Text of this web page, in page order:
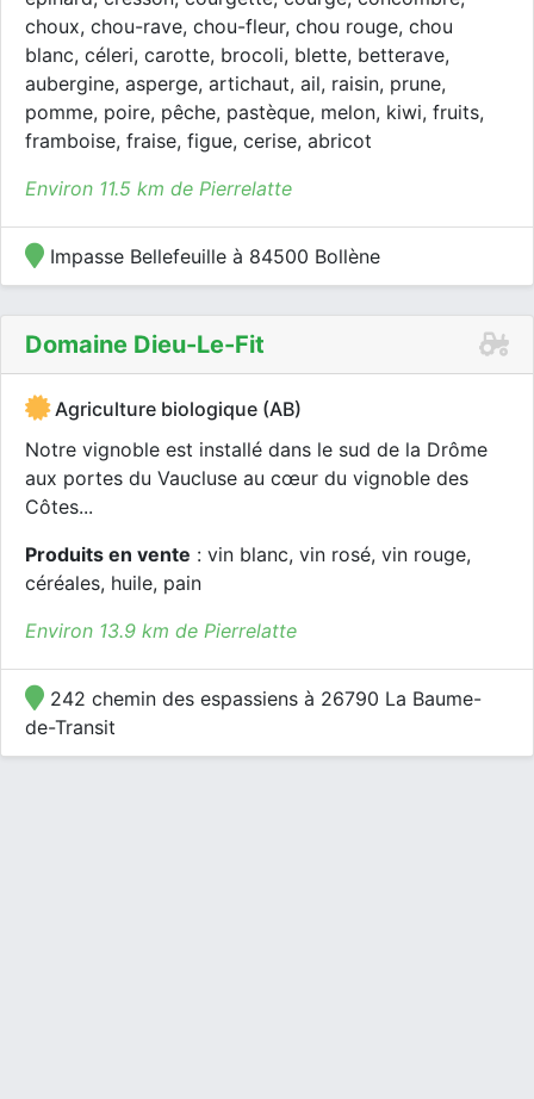
choux, chou-rave, chou-fleur, chou rouge, chou
blanc, céleri, carotte, brocoli, blette, betterave,
aubergine, asperge, artichaut, ail, raisin, prune,
pomme, poire, pêche, pastèque, melon, kiwi, fruits,
framboise, fraise, figue, cerise, abricot
Environ 11.5 km de Pierrelatte
Impasse Bellefeuille à 84500 Bollène
Domaine Dieu-Le-Fit
Agriculture biologique (AB)
Notre vignoble est installé dans le sud de la Drôme
aux portes du Vaucluse au cœur du vignoble des
Côtes...
Produits en vente : vin blanc, vin rosé, vin rouge,
céréales, huile, pain
Environ 13.9 km de Pierrelatte
242 chemin des espassiens à 26790 La Baume-
de-Transit